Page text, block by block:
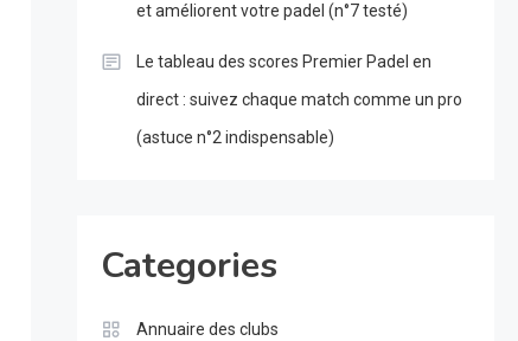
et améliorent votre padel (n°7 testé)
Le tableau des scores Premier Padel en
direct : suivez chaque match comme un pro
(astuce n°2 indispensable)
Categories
Annuaire des clubs